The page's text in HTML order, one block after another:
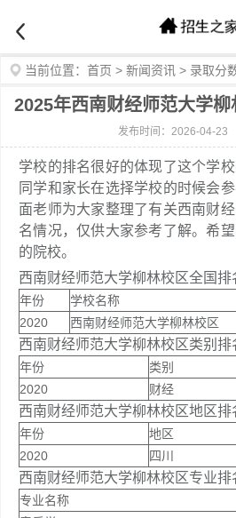
当前位置： 首页 > 新闻资讯 > 录取分
2025年西南财经师范大学柳
发布时间：2026-04-23
学校的排名很好的体现了这个学
同学和家长在选择学校的时候会
面老师为大家整理了有关西南财
名情况，仅供大家参考了解。希
的院校。
西南财经师范大学柳林校区全国排
年份 学校名称
2020
西南财经师范大学柳林校区
西南财经师范大学柳林校区类别排
年份 类别
2020
财经
西南财经师范大学柳林校区地区排
年份 地区
2020
四川
西南财经师范大学柳林校区专业排
专业名称